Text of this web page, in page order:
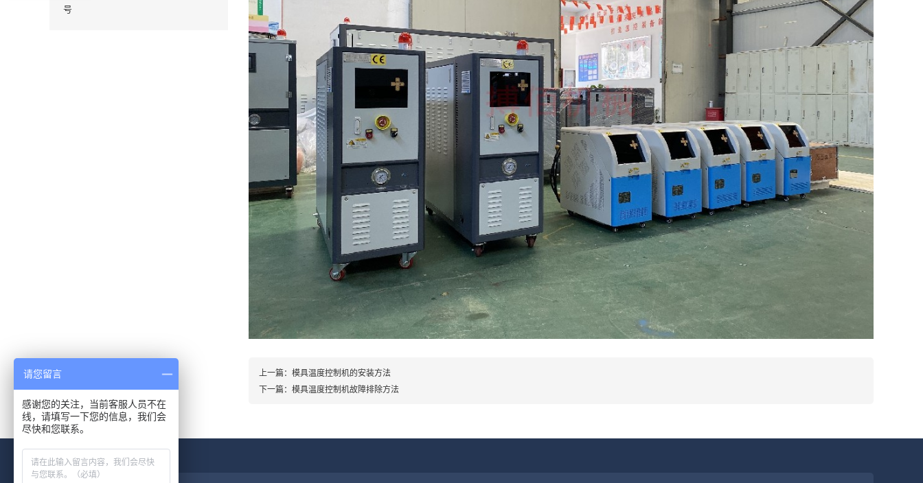
号
上一篇： 模具温度控制机的安装方法
下一篇： 模具温度控制机故障排除方法
请您留言
感谢您的关注，当前客服人员不在
线，请填写一下您的信息，我们会
尽快和您联系。